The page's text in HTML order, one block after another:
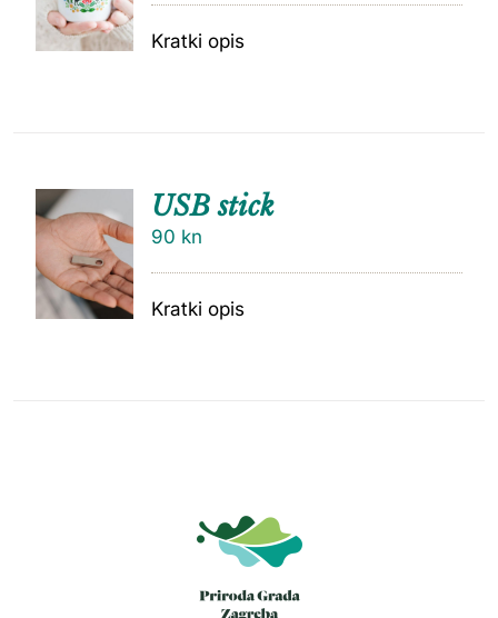
CU
Kratki opis
DODAJ
CU
USB stick
90 kn
Kratki opis